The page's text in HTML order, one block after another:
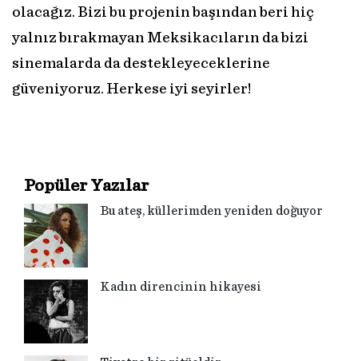
olacağız. Bizi bu projenin başından beri hiç
yalnız bırakmayan Meksikacıların da bizi
sinemalarda da destekleyeceklerine
güveniyoruz. Herkese iyi seyirler!
Popüler Yazılar
Bu ateş, küllerimden yeniden doğuyor
Kadın direncinin hikayesi